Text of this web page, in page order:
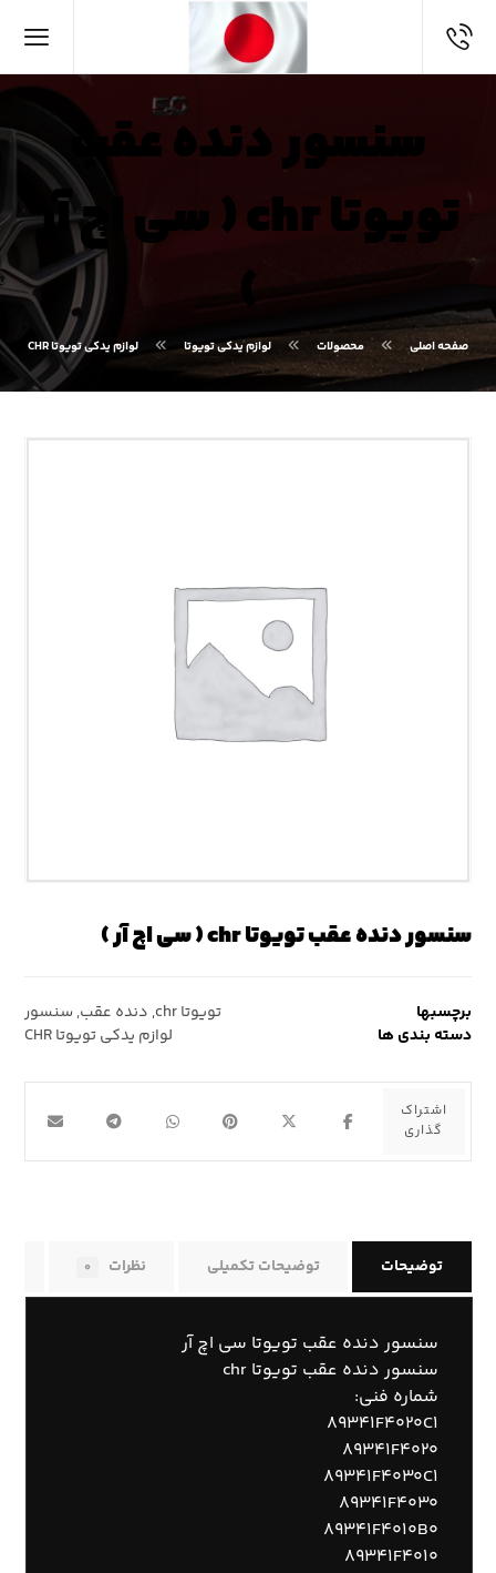
سنسور دنده عقب
تویوتا chr ( سی اچ آر
)
صفحه اصلی محصولات لوازم یدکی تویوتا لوازم یدکی تویوتا CHR
سنسور دنده عقب تویوتا chr ( سی اچ آر )
برچسبها تویوتا chr , دنده عقب,سنسور
دسته بندی ها
لوازم یدکی تویوتا CHR
توضیحات توضیحات تکمیلی نظرات ۰
سنسور دنده عقب تویوتا سی اچ آر
سنسور دنده عقب تویوتا chr
شماره فنی:
۸۹۳۴۱F۴۰۲۰C۱
۸۹۳۴۱F۴۰۲۰
۸۹۳۴۱F۴۰۳۰C۱
۸۹۳۴۱F۴۰۳۰
۸۹۳۴۱F۴۰۱۰B۰
۸۹۳۴۱F۴۰۱۰